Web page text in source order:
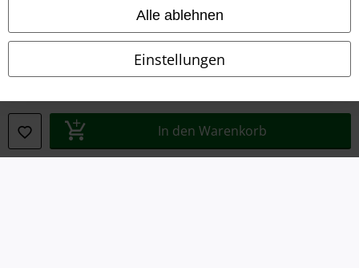
Alle ablehnen
Einstellungen
In den Warenkorb
Information zur Barrierefreiheit
Cookie-Einstellungen
Vertrag widerrufen